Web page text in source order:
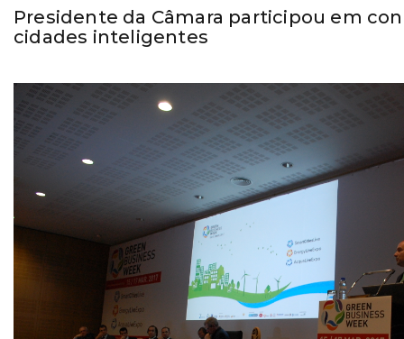
Presidente da Câmara participou em
cidades inteligentes